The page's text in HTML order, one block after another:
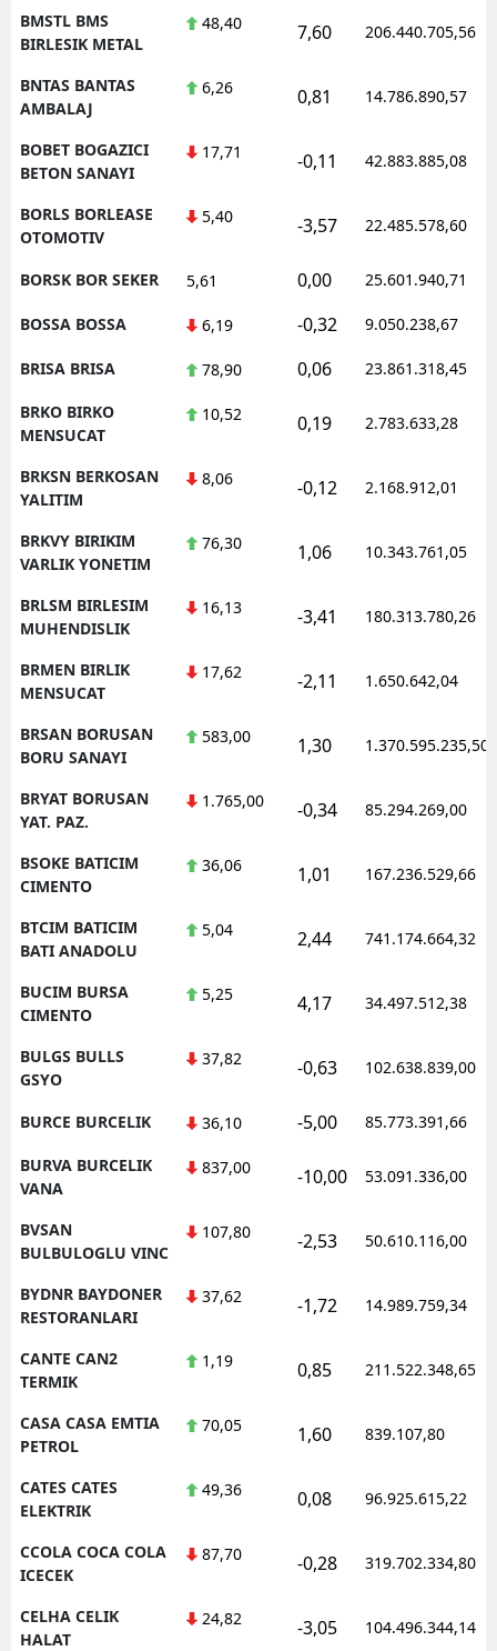
BMSTL BMS
BIRLESIK METAL
48,40 7,60 206.440.705,56
BNTAS BANTAS
AMBALAJ
6,26 0,81 14.786.890,57
BOBET BOGAZICI
BETON SANAYI
17,71 -0,11 42.883.885,08
BORLS BORLEASE
OTOMOTIV
5,40 -3,57 22.485.578,60
BORSK BOR SEKER 5,61 0,00 25.601.940,71
BOSSA BOSSA 6,19 -0,32 9.050.238,67
BRISA BRISA 78,90 0,06 23.861.318,45
BRKO BIRKO
MENSUCAT
10,52 0,19 2.783.633,28
BRKSN BERKOSAN
YALITIM
8,06 -0,12 2.168.912,01
BRKVY BIRIKIM
VARLIK YONETIM
76,30 1,06 10.343.761,05
BRLSM BIRLESIM
MUHENDISLIK
16,13 -3,41 180.313.780,26
BRMEN BIRLIK
MENSUCAT
17,62 -2,11 1.650.642,04
BRSAN BORUSAN
BORU SANAYI
583,00 1,30 1.370.595.235,50
BRYAT BORUSAN
YAT. PAZ.
1.765,00 -0,34 85.294.269,00
BSOKE BATICIM
CIMENTO
36,06 1,01 167.236.529,66
BTCIM BATICIM
BATI ANADOLU
5,04 2,44 741.174.664,32
BUCIM BURSA
CIMENTO
5,25 4,17 34.497.512,38
BULGS BULLS
GSYO
37,82 -0,63 102.638.839,00
BURCE BURCELIK 36,10 -5,00 85.773.391,66
BURVA BURCELIK
VANA
837,00 -10,00 53.091.336,00
BVSAN
BULBULOGLU VINC
107,80 -2,53 50.610.116,00
BYDNR BAYDONER
RESTORANLARI
37,62 -1,72 14.989.759,34
CANTE CAN2
TERMIK
1,19 0,85 211.522.348,65
CASA CASA EMTIA
PETROL
70,05 1,60 839.107,80
CATES CATES
ELEKTRIK
49,36 0,08 96.925.615,22
CCOLA COCA COLA
ICECEK
87,70 -0,28 319.702.334,80
CELHA CELIK
HALAT
24,82 -3,05 104.496.344,14